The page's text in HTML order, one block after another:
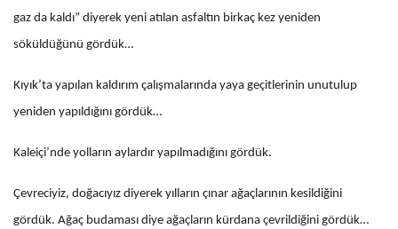
gaz da kaldı” diyerek yeni atılan asfaltın birkaç kez yeniden
söküldüğünü gördük…
Kıyık’ta yapılan kaldırım çalışmalarında yaya geçitlerinin unutulup
yeniden yapıldığını gördük…
Kaleiçi’nde yolların aylardır yapılmadığını gördük.
Çevreciyiz, doğacıyız diyerek yılların çınar ağaçlarının kesildiğini
gördük. Ağaç budaması diye ağaçların kürdana çevrildiğini gördük…